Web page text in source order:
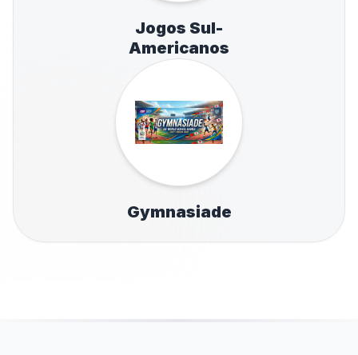
Jogos Sul-
Americanos
Gymnasiade